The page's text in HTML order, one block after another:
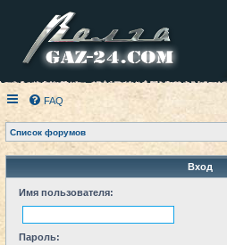
FAQ
Список форумов
Вход
Имя пользователя:
Пароль: